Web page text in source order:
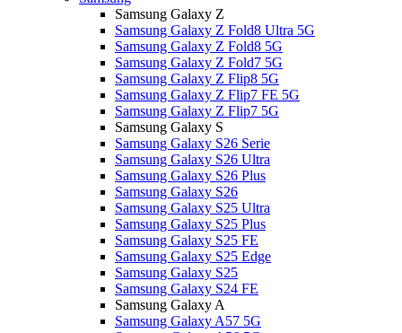
Samsung Galaxy Z
Samsung Galaxy Z Fold8 Ultra 5G
Samsung Galaxy Z Fold8 5G
Samsung Galaxy Z Fold7 5G
Samsung Galaxy Z Flip8 5G
Samsung Galaxy Z Flip7 FE 5G
Samsung Galaxy Z Flip7 5G
Samsung Galaxy S
Samsung Galaxy S26 Serie
Samsung Galaxy S26 Ultra
Samsung Galaxy S26 Plus
Samsung Galaxy S26
Samsung Galaxy S25 Ultra
Samsung Galaxy S25 Plus
Samsung Galaxy S25 FE
Samsung Galaxy S25 Edge
Samsung Galaxy S25
Samsung Galaxy S24 FE
Samsung Galaxy A
Samsung Galaxy A57 5G